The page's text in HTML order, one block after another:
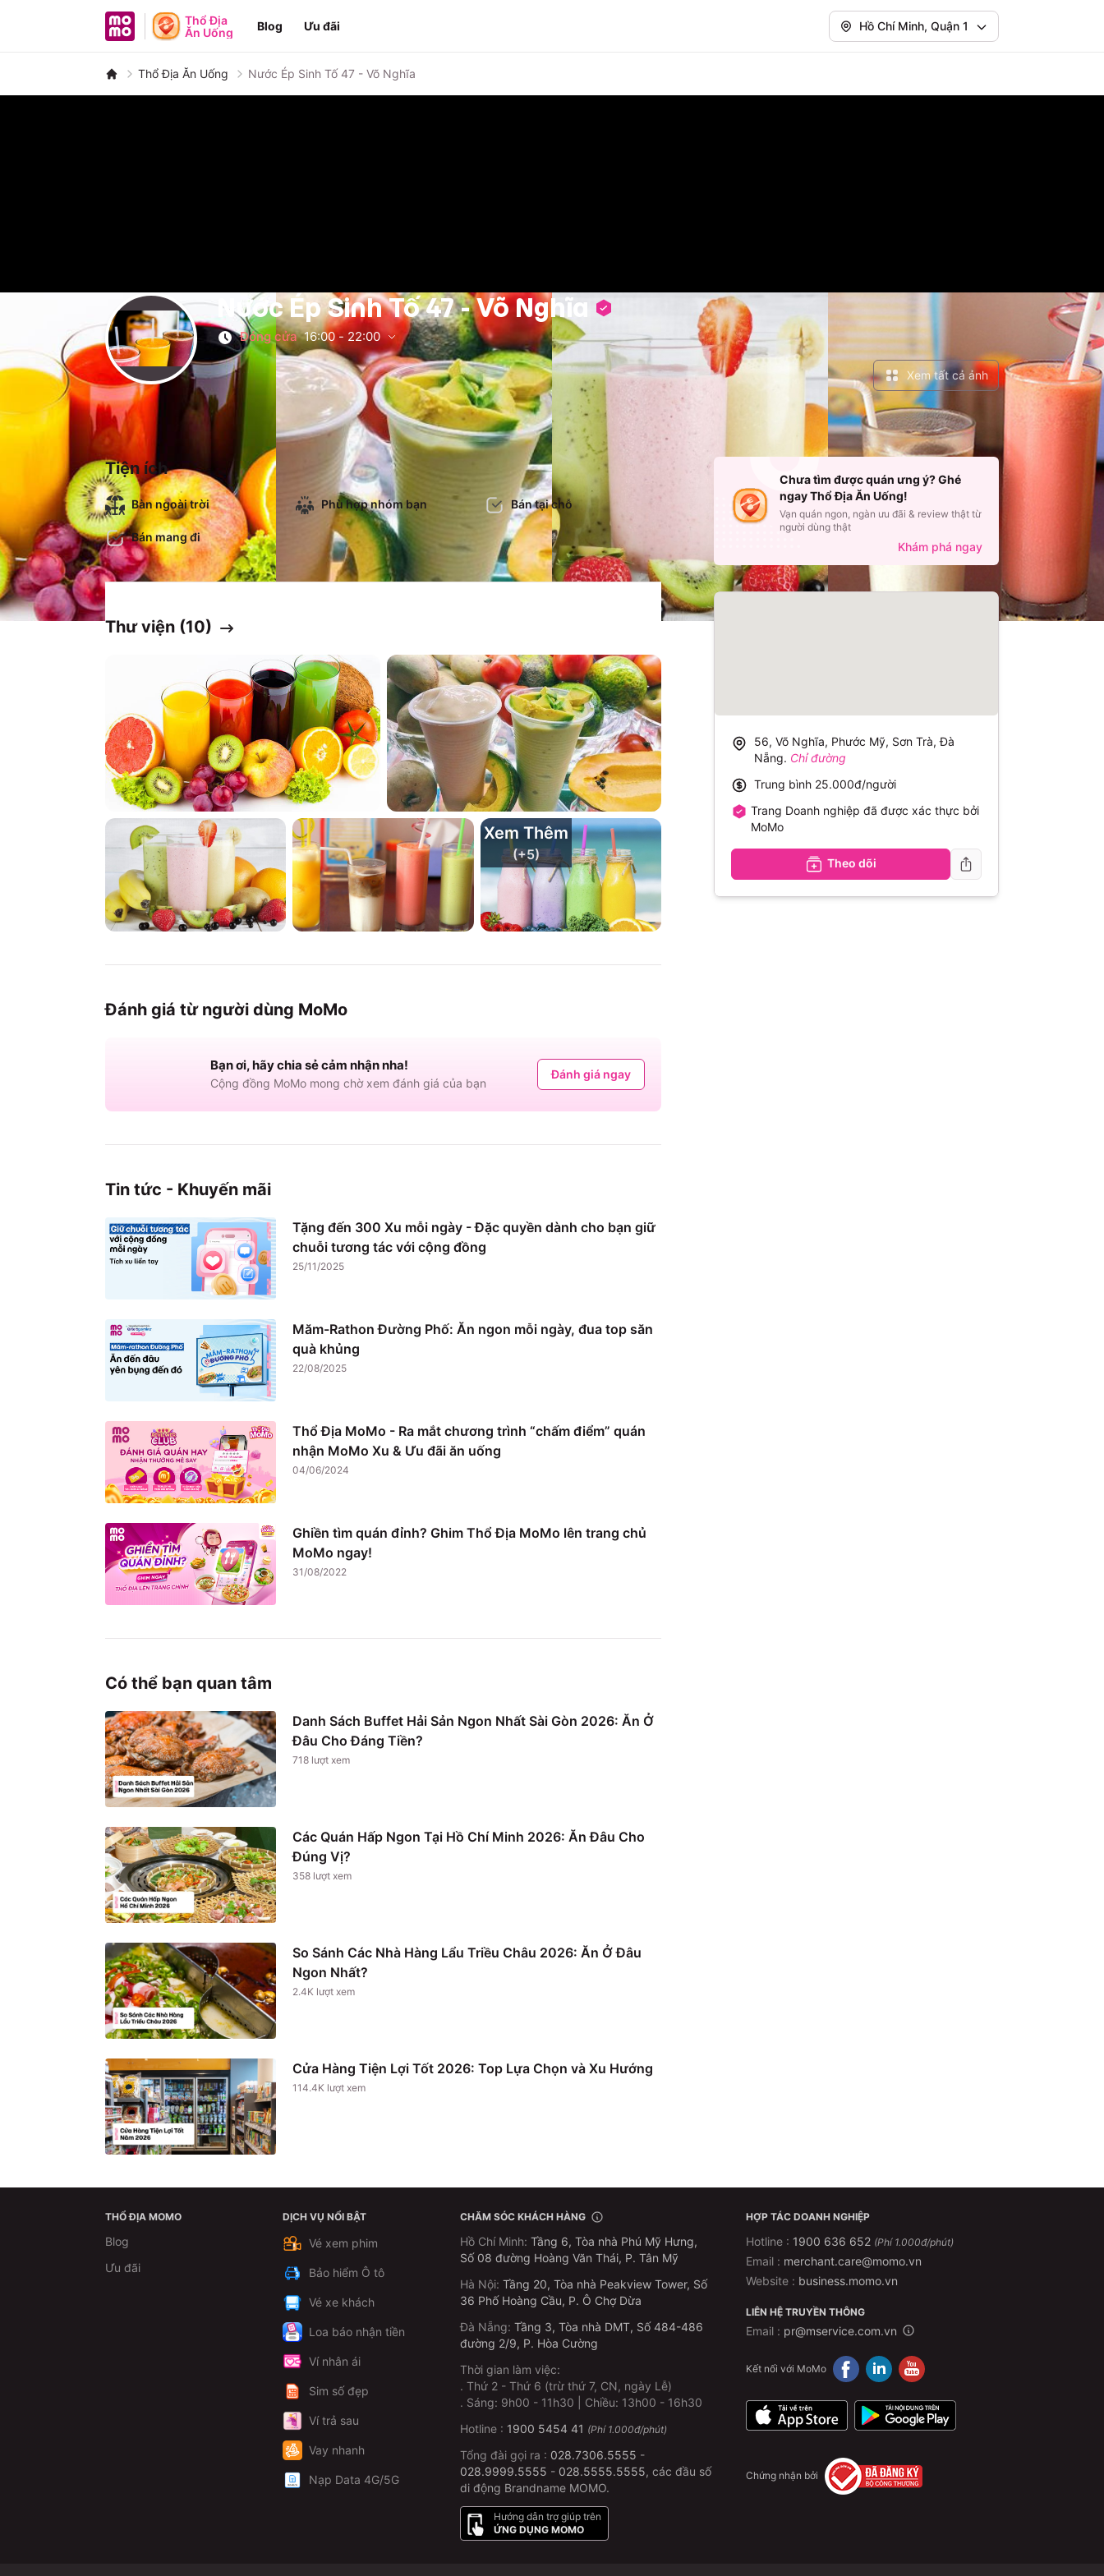
MoMo - Ứng dụng tài chính
Thổ Địa
Ăn Uống
Blog Ưu đãi Hồ Chí Minh, Quận 1
Thổ Địa Ăn Uống Nước Ép Sinh Tố 47 - Võ Nghĩa
Nước Ép Sinh Tố 47 - Võ Nghĩa
Đóng cửa 16:00- 22:00
Xem tất cả ảnh
Tiện ích
Bàn ngoài trời Phù hợp nhóm bạn Bán tại chỗ
Bán mang đi
Thư viện (10)
Xem Thêm
(+5)
Đánh giá từ người dùng MoMo
Bạn ơi, hãy chia sẻ cảm nhận nha!
Cộng đồng MoMo mong chờ xem đánh giá của bạn
Đánh giá ngay
Tin tức - Khuyến mãi
Tặng đến 300 Xu mỗi ngày - Đặc quyền dành cho bạn giữ
chuỗi tương tác với cộng đồng
25/11/2025
Măm-Rathon Đường Phố: Ăn ngon mỗi ngày, đua top săn
quà khủng
22/08/2025
Thổ Địa MoMo - Ra mắt chương trình “chấm điểm” quán
nhận MoMo Xu & Ưu đãi ăn uống
04/06/2024
Ghiền tìm quán đỉnh? Ghim Thổ Địa MoMo lên trang chủ
MoMo ngay!
31/08/2022
Có thể bạn quan tâm
Danh Sách Buffet Hải Sản Ngon Nhất Sài Gòn 2026: Ăn Ở
Đâu Cho Đáng Tiền?
718 lượt xem
Các Quán Hấp Ngon Tại Hồ Chí Minh 2026: Ăn Đâu Cho
Đúng Vị?
358 lượt xem
So Sánh Các Nhà Hàng Lẩu Triều Châu 2026: Ăn Ở Đâu
Ngon Nhất?
2.4K lượt xem
Cửa Hàng Tiện Lợi Tốt 2026: Top Lựa Chọn và Xu Hướng
114.4K lượt xem
56, Võ Nghĩa, Phước Mỹ, Sơn Trà, Đà
Nẵng. Chỉ đường
Trung bình 25.000đ/người
Trang Doanh nghiệp đã được xác thực bởi
MoMo
Theo dõi
Chưa tìm được quán ưng ý? Ghé
ngay Thổ Địa Ăn Uống!
Vạn quán ngon, ngàn ưu đãi & review thật từ
người dùng thật
Khám phá ngay
THỔ ĐỊA MOMO
Blog
Ưu đãi
DỊCH VỤ NỔI BẬT
Vé xem phim
Bảo hiểm Ô tô
Vé xe khách
Loa báo nhận tiền
Ví nhân ái
Sim số đẹp
Ví trả sau
Vay nhanh
Nạp Data 4G/5G
CHĂM SÓC KHÁCH HÀNG
Hồ Chí Minh: Tầng 6, Tòa nhà Phú Mỹ Hưng,
Số 08 đường Hoàng Văn Thái, P. Tân Mỹ
Hà Nội: Tầng 20, Tòa nhà Peakview Tower, Số
36 Phố Hoàng Cầu, P. Ô Chợ Dừa
Đà Nẵng: Tầng 3, Tòa nhà DMT, Số 484-486
đường 2/9, P. Hòa Cường
Thời gian làm việc:
. Thứ 2 - Thứ 6 (trừ thứ 7, CN, ngày Lễ)
. Sáng: 9h00 - 11h30 | Chiều: 13h00 - 16h30
Hotline : 1900 5454 41 (Phí 1.000đ/phút)
Tổng đài gọi ra : 028.7306.5555 -
028.9999.5555 - 028.5555.5555, các đầu số
di động Brandname MOMO.
Hướng dẫn trợ giúp trên
ỨNG DỤNG MOMO
HỢP TÁC DOANH NGHIỆP
Hotline : 1900 636 652 (Phí 1.000đ/phút)
Email : merchant.care@momo.vn
Website : business.momo.vn
LIÊN HỆ TRUYỀN THÔNG
Email : pr@mservice.com.vn
Kết nối với MoMo
Chứng nhận bởi